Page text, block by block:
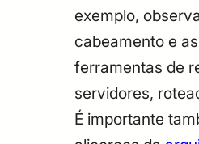
exemplo,
cabeamento e
ferramentas de
servidores,
É importante